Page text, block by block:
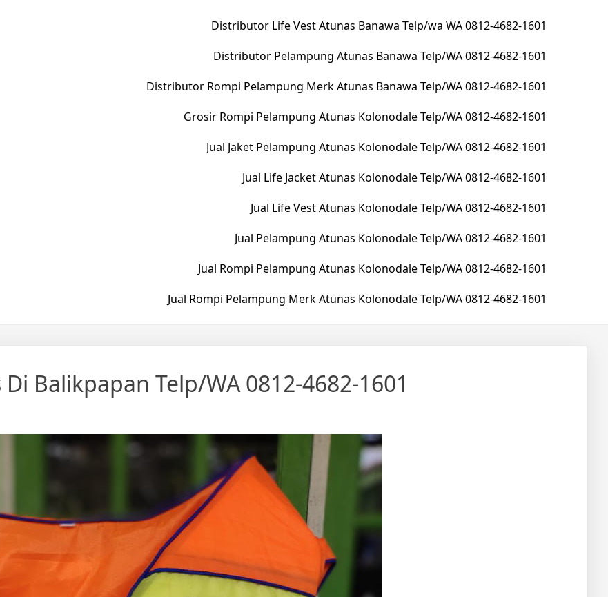
Distributor Life Vest Atunas Banawa Telp/wa WA 0812-4682-1601
Distributor Pelampung Atunas Banawa Telp/WA 0812-4682-1601
Distributor Rompi Pelampung Merk Atunas Banawa Telp/WA 0812-4682-1601
Grosir Rompi Pelampung Atunas Kolonodale Telp/WA 0812-4682-1601
Jual Jaket Pelampung Atunas Kolonodale Telp/WA 0812-4682-1601
Jual Life Jacket Atunas Kolonodale Telp/WA 0812-4682-1601
Jual Life Vest Atunas Kolonodale Telp/WA 0812-4682-1601
Jual Pelampung Atunas Kolonodale Telp/WA 0812-4682-1601
Jual Rompi Pelampung Atunas Kolonodale Telp/WA 0812-4682-1601
Jual Rompi Pelampung Merk Atunas Kolonodale Telp/WA 0812-4682-1601
Balikpapan Telp/WA 0812-4682-1601